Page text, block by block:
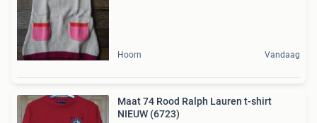
Hoorn Vandaag
Maat 74 Rood Ralph Lauren t-shirt
NIEUW (6723)